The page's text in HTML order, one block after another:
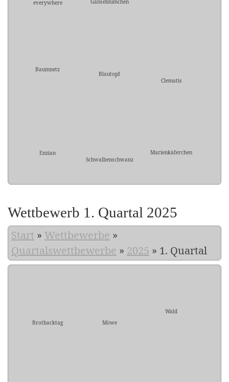
everywhere
Gänseblümchen
Baumnetz
Blautopf
Clematis
Enzian
Schwalbenschwanz
Marienkäferchen
Wettbewerb 1. Quartal 2025
Start » Wettbewerbe »
Quartalswettbewerbe » 2025 » 1. Quartal
Brotbacktag Möwe
Wald